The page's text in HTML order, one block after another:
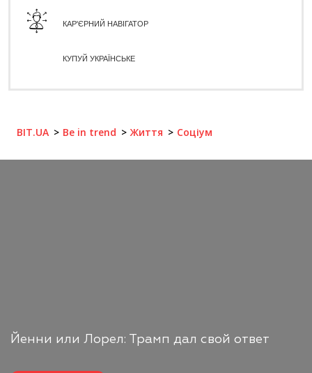
КАР'ЄРНИЙ НАВІГАТОР
КУПУЙ УКРАЇНСЬКЕ
BIT.UA Be in trend Життя Соціум
Йенни или Лорел: Трамп дал свой ответ